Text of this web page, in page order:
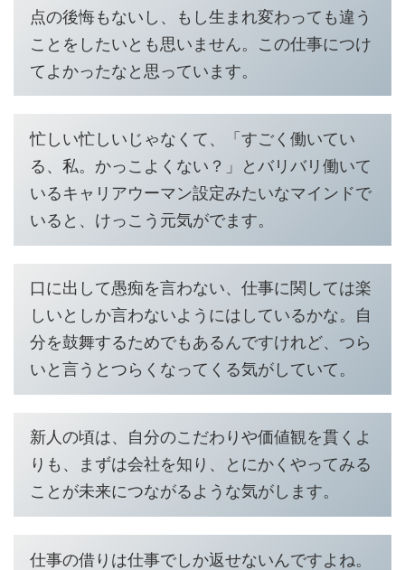
点の後悔もないし、もし生まれ変わっても違う
ことをしたいとも思いません。この仕事につけ
てよかったなと思っています。
忙しい忙しいじゃなくて、「すごく働いてい
る、私。かっこよくない？」とバリバリ働いて
いるキャリアウーマン設定みたいなマインドで
いると、けっこう元気がでます。
口に出して愚痴を言わない、仕事に関しては楽
しいとしか言わないようにはしているかな。自
分を鼓舞するためでもあるんですけれど、つら
いと言うとつらくなってくる気がしていて。
新人の頃は、自分のこだわりや価値観を貫くよ
りも、まずは会社を知り、とにかくやってみる
ことが未来につながるような気がします。
仕事の借りは仕事でしか返せないんですよね。